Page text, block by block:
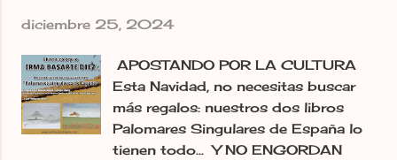
sus nichos de barro. Estará arropada
investigador y director durante más
de veinte años de los Museos
Textiles del Val de San Lorenzo,...y
por supuesto por todos los vecinos
y vecinas de Santas Martas y por
diciembre 25, 2024
APOSTANDO POR LA CULTURA
Esta Navidad, no necesitas buscar
más regalos: nuestros dos libros
Palomares Singulares de España lo
tienen todo... Y NO ENGORDAN